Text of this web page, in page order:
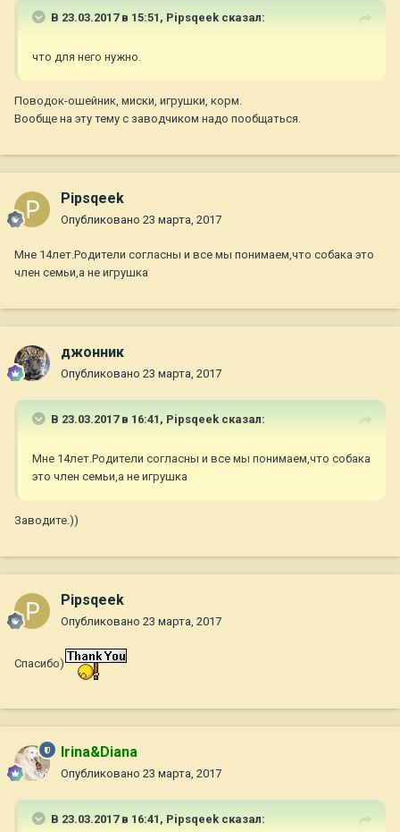
В 23.03.2017 в 15:51, Pipsqeek сказал:
что для него нужно.
Поводок-ошейник, миски, игрушки, корм.
Вообще на эту тему с заводчиком надо пообщаться.
Pipsqeek
Опубликовано 23 марта, 2017
Мне 14лет.Родители согласны и все мы понимаем,что собака это
член семьи,а не игрушка
джонник
Опубликовано 23 марта, 2017
В 23.03.2017 в 16:41, Pipsqeek сказал:
Мне 14лет.Родители согласны и все мы понимаем,что собака
это член семьи,а не игрушка
Заводите.))
Pipsqeek
Опубликовано 23 марта, 2017
Спасибо)
Irina&Diana
Опубликовано 23 марта, 2017
В 23.03.2017 в 16:41, Pipsqeek сказал: